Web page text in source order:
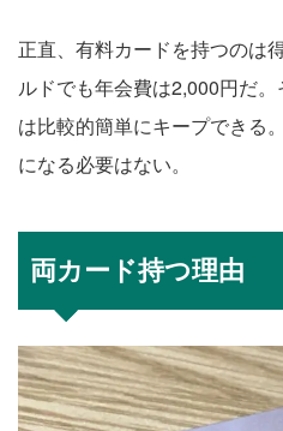
正直、有料カードを持つのは
ルドでも年会費は2,000円だ
は比較的簡単にキープできる
になる必要はない。
両カード持つ理由